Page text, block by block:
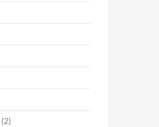
(2)